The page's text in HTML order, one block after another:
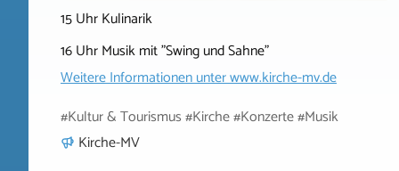
15 Uhr Kulinarik
16 Uhr Musik mit "Swing und Sahne"
Weitere Informationen unterwww.kirche-mv.de
#Kultur & Tourismus #Kirche #Konzerte #Musik
Kirche-MV